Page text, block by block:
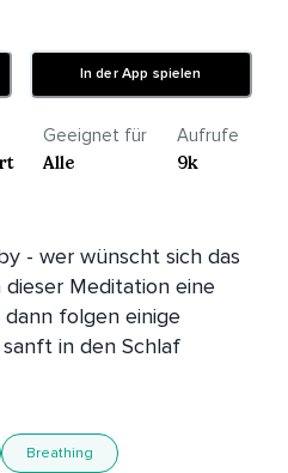
In der App spielen
Geeignet für
Alle
Aufrufe
9k
- wer wünscht sich das
Meditation eine
folgen einige
in den Schlaf
Breathing